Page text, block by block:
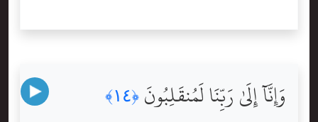
وَإِنَّآ إِلَىٰ رَبِّنَا لَمُنقَلِبُونَ ﴿١٤﴾